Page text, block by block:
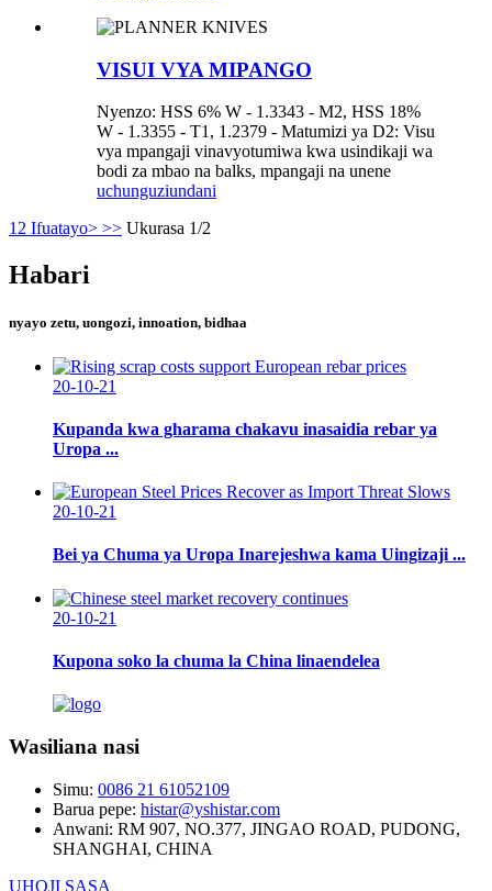
VISUI VYA MIPANGO
Nyenzo: HSS 6% W - 1.3343 - M2, HSS 18%
W - 1.3355 - T1, 1.2379 - Matumizi ya D2: Visu
vya mpangaji vinavyotumiwa kwa usindikaji wa
bodi za mbao na balks, mpangaji na unene
uchunguziundani
12 Ifuatayo> >> Ukurasa 1/2
Habari
nyayo zetu, uongozi, innoation, bidhaa
20-10-21
Kupanda kwa gharama chakavu inasaidia rebar ya
Uropa ...
20-10-21
Bei ya Chuma ya Uropa Inarejeshwa kama Uingizaji ...
20-10-21
Kupona soko la chuma la China linaendelea
Wasiliana nasi
Simu: 0086 21 61052109
Barua pepe: histar@yshistar.com
Anwani: RM 907, NO.377, JINGAO ROAD, PUDONG,
SHANGHAI, CHINA
UHOJI SASA